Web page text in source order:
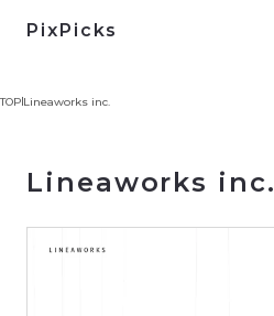
PixPicks
TOP Lineaworks inc.
Lineaworks inc.